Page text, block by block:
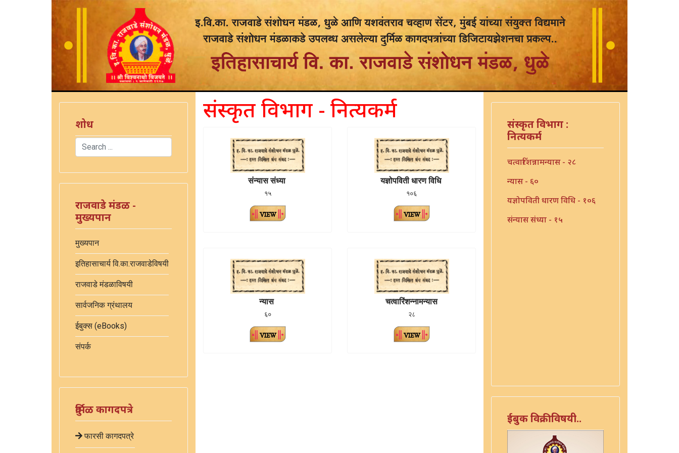
शोध
Search
राजवाडे मंडळ -
मुख्यपान
मुख्यपान
इतिहासाचार्य वि.का.राजवाडेविषयी
राजवाडे मंडळाविषयी
सार्वजनिक ग्रंथालय
ईबुक्स (eBooks)
संपर्क
दुर्मिळ कागदपत्रे
फारसी कागदपत्रे
संस्कृत विभाग - नित्यकर्म
संन्यास संध्या
१५
यज्ञोपविती धारण विधि
१०६
न्यास
६०
चत्वारिंशन्नामन्यास
२८
संस्कृत विभाग :
नित्यकर्म
चत्वारिंशन्नामन्यास - २८
न्यास - ६०
यज्ञोपविती धारण विधि - १०६
संन्यास संध्या - १५
ईबुक विक्रीविषयी..